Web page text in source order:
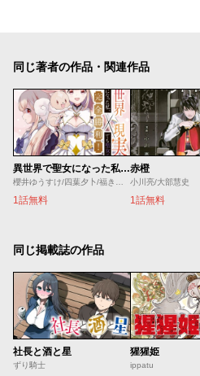
同じ著者の作品・関連作品
異世界で聖女になった私、現実世界でも聖女チートで完全勝利！
1話無料
赤橙
小川亮/大部慧史
1話無料
同じ掲載誌の作品
社長と酒と星
ずり騎士
猩猩姫
ippatu